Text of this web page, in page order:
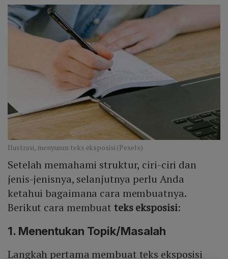
Ilustrasi, menyusun teks eksposisi (Pexels)
Setelah memahami struktur, ciri-ciri dan
jenis-jenisnya, selanjutnya perlu Anda
ketahui bagaimana cara membuatnya.
Berikut cara membuat teks eksposisi:
1. Menentukan Topik/Masalah
Langkah pertama membuat teks eksposisi